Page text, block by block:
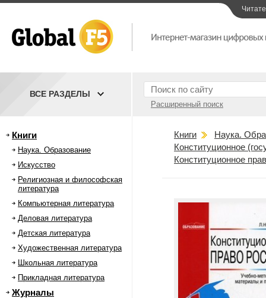
Расширенный поиск
ВСЕ РАЗДЕЛЫ
Книги
Наука. Образование
Искусство
Религиозная и философская
литература
Компьютерная литература
Деловая литература
Детская литература
Художественная литература
Школьная литература
Прикладная литература
Журналы
Книги
Наука.
Конституционное
Конституционное